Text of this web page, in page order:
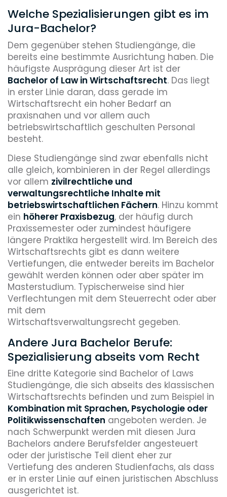
Welche Spezialisierungen gibt es im
Jura-Bachelor?
Dem gegenüber stehen Studiengänge, die
bereits eine bestimmte Ausrichtung haben. Die
häufigste Ausprägung dieser Art ist der
Bachelor of Law in Wirtschaftsrecht. Das liegt
in erster Linie daran, dass gerade im
Wirtschaftsrecht ein hoher Bedarf an
praxisnahen und vor allem auch
betriebswirtschaftlich geschulten Personal
besteht.
Diese Studiengänge sind zwar ebenfalls nicht
alle gleich, kombinieren in der Regel allerdings
vor allem zivilrechtliche und
verwaltungsrechtliche Inhalte mit
betriebswirtschaftlichen Fächern. Hinzu kommt
ein höherer Praxisbezug, der häufig durch
Praxissemester oder zumindest häufigere
längere Praktika hergestellt wird. Im Bereich des
Wirtschaftsrechts gibt es dann weitere
Vertiefungen, die entweder bereits im Bachelor
gewählt werden können oder aber später im
Masterstudium. Typischerweise sind hier
Verflechtungen mit dem Steuerrecht oder aber
mit dem
Wirtschaftsverwaltungsrecht gegeben.
Andere Jura Bachelor Berufe:
Spezialisierung abseits vom Recht
Eine dritte Kategorie sind Bachelor of Laws
Studiengänge, die sich abseits des klassischen
Wirtschaftsrechts befinden und zum Beispiel in
Kombination mit Sprachen, Psychologie oder
Politikwissenschaften angeboten werden. Je
nach Schwerpunkt werden mit diesen Jura
Bachelors andere Berufsfelder angesteuert
oder der juristische Teil dient eher zur
Vertiefung des anderen Studienfachs, als dass
er in erster Linie auf einen juristischen Abschluss
ausgerichtet ist.